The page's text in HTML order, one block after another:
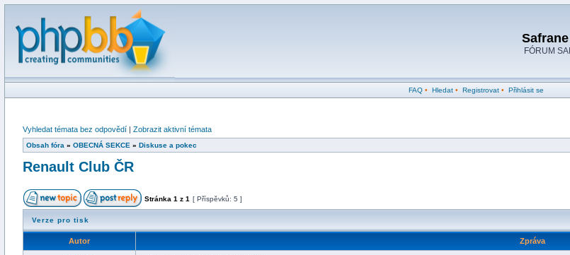
FÓRUM
FAQ• Hledat• Registrovat• Přihlásit se
Vyhledat témata bez odpovědí | Zobrazit aktivní témata
Obsah fóra » OBECNÁ SEKCE » Diskuse a pokec
Renault Club ČR
Stránka 1 z 1 [ Příspěvků: 5 ]
Verze pro tisk
Autor Zpráva